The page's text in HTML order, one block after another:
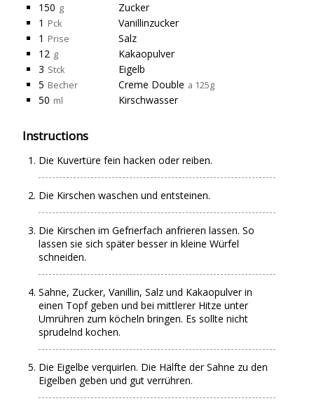
150 g
Zucker
1 Pck
Vanillinzucker
1 Prise
Salz
12 g
Kakaopulver
3 Stck
Eigelb
5 Becher Creme Double a 125g
50 ml Kirschwasser
Instructions
Die Kuvertüre fein hacken oder reiben.
Die Kirschen waschen und entsteinen.
Die Kirschen im Gefrierfach anfrieren lassen. So
lassen sie sich später besser in kleine Würfel
schneiden.
Sahne, Zucker, Vanillin, Salz und Kakaopulver in
einen Topf geben und bei mittlerer Hitze unter
Umrühren zum köcheln bringen. Es sollte nicht
sprudelnd kochen.
Die Eigelbe verquirlen. Die Hälfte der Sahne zu den
Eigelben geben und gut verrühren.